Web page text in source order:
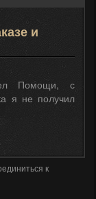
и
Помощи, с
я не получил
к